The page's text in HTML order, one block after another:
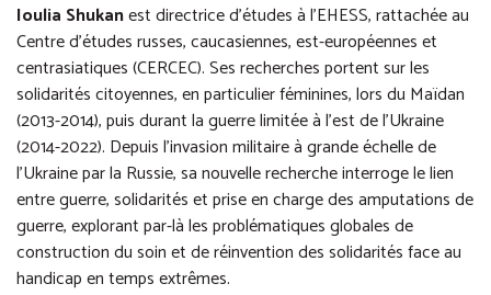
Ioulia Shukanest directrice d’études à l’EHESS, rattachée au
Centre d’études russes, caucasiennes, est-européennes et
centrasiatiques (CERCEC). Ses recherches portent sur les
solidarités citoyennes, en particulier féminines, lors du Maïdan
(2013-2014), puis durant la guerre limitée à l’est de l’Ukraine
(2014-2022). Depuis l’invasion militaire à grande échelle de
l’Ukraine par la Russie, sa nouvelle recherche interroge le lien
entre guerre, solidarités et prise en charge des amputations de
guerre, explorant par-là les problématiques globales de
construction du soin et de réinvention des solidarités face au
handicap en temps extrêmes.